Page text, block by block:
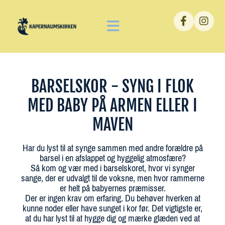
BARSELSKOR - SYNG I FLOK
MED BABY PÅ ARMEN ELLER I
MAVEN
Har du lyst til at synge sammen med andre forældre på
barsel i en afslappet og hyggelig atmosfære?
Så kom og vær med i barselskoret, hvor vi synger
sange, der er udvalgt til de voksne, men hvor rammerne
er helt på babyernes præmisser.
Der er ingen krav om erfaring. Du behøver hverken at
kunne noder eller have sunget i kor før. Det vigtigste er,
at du har lyst til at hygge dig og mærke glæden ved at